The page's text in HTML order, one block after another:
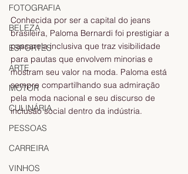
FOTOGRAFIA
BELEZA
ESPORTES
ARTE
MOTOR
CULINÁRIA
PESSOAS
CARREIRA
VINHOS
Conhecida por ser a capital do jeans
brasileira, Paloma Bernardi foi prestigiar a
passarela inclusiva que traz visibilidade
para pautas que envolvem minorias e
mostram seu valor na moda. Paloma está
sempre compartilhando sua admiração
pela moda nacional e seu discurso de
inclusão social dentro da indústria.